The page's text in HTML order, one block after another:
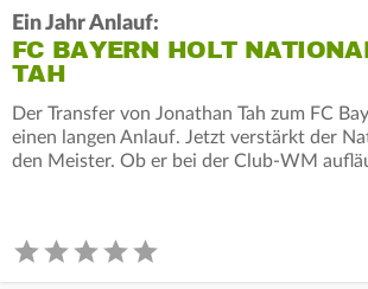
Ein Jahr Anlauf:
FC BAYERN HOLT
TAH
Der Transfer von Jonathan Tah zum FC
einen langen Anlauf. Jetzt verstärkt der
den Meister. Ob er bei der Club-WM